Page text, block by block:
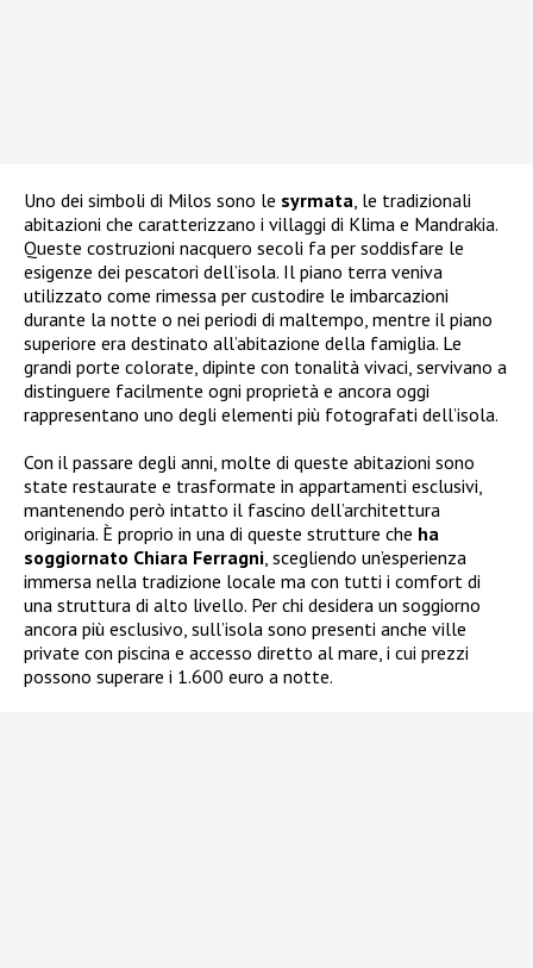
Uno dei simboli di Milos sono le syrmata, le tradizionali
abitazioni che caratterizzano i villaggi di Klima e Mandrakia.
Queste costruzioni nacquero secoli fa per soddisfare le
esigenze dei pescatori dell’isola. Il piano terra veniva
utilizzato come rimessa per custodire le imbarcazioni
durante la notte o nei periodi di maltempo, mentre il piano
superiore era destinato all’abitazione della famiglia. Le
grandi porte colorate, dipinte con tonalità vivaci, servivano a
distinguere facilmente ogni proprietà e ancora oggi
rappresentano uno degli elementi più fotografati dell’isola.
Con il passare degli anni, molte di queste abitazioni sono
state restaurate e trasformate in appartamenti esclusivi,
mantenendo però intatto il fascino dell’architettura
originaria. È proprio in una di queste strutture che ha
soggiornato Chiara Ferragni, scegliendo un’esperienza
immersa nella tradizione locale ma con tutti i comfort di
una struttura di alto livello. Per chi desidera un soggiorno
ancora più esclusivo, sull’isola sono presenti anche ville
private con piscina e accesso diretto al mare, i cui prezzi
possono superare i 1.600 euro a notte.